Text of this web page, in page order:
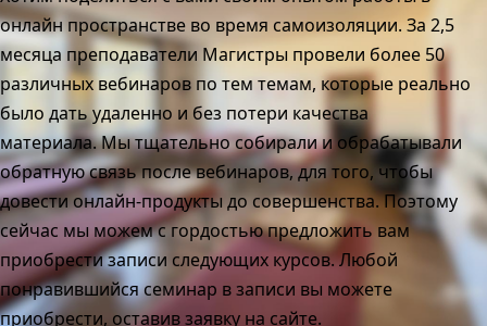
онлайн пространстве во время самоизоляции. За 2,5
месяца преподаватели Магистры провели более 50
различных вебинаров по тем темам, которые реально
было дать удаленно и без потери качества
материала. Мы тщательно собирали и обрабатывали
обратную связь после вебинаров, для того, чтобы
довести онлайн-продукты до совершенства. Поэтому
сейчас мы можем с гордостью предложить вам
приобрести записи следующих курсов. Любой
понравившийся семинар в записи вы можете
приобрести, оставив заявку на сайте.